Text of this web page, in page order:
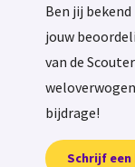
Ben jij
jouw
van de
bijdrage!
Schrijf